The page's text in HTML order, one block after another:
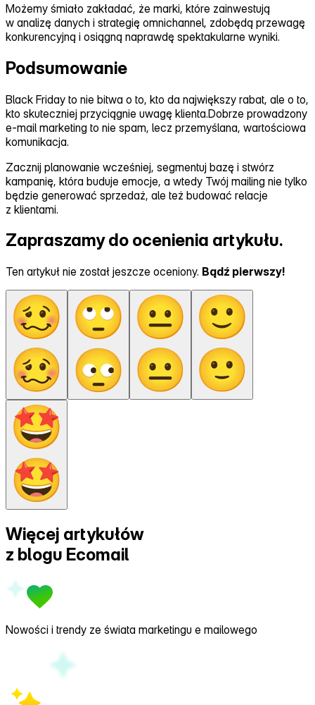
Możemy śmiało zakładać, że marki, które zainwestują
w analizę danych i strategię omnichannel, zdobędą przewagę
konkurencyjną i osiągną naprawdę spektakularne wyniki.
Podsumowanie
Black Friday to nie bitwa o to, kto da największy rabat, ale o to,
kto skuteczniej przyciągnie uwagę klienta.Dobrze prowadzony
e‑mail marketing to nie spam, lecz przemyślana, wartościowa
komunikacja.
Zacznij planowanie wcześniej, segmentuj bazę i stwórz
kampanię, która buduje emocje, a wtedy Twój mailing nie tylko
będzie generować sprzedaż, ale też budować relacje
z klientami.
Zapraszamy do ocenienia artykułu.
Ten artykuł nie został jeszcze oceniony. Bądź pierwszy!
Więcej artykułów
z blogu Ecomail
Nowości i trendy ze świata marketingu e mailowego